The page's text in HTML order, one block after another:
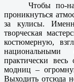
Чтобы по-
проникнуться
за кулисы.
творческая
костюмерную,
практически
модниц –
Выходить отсюда